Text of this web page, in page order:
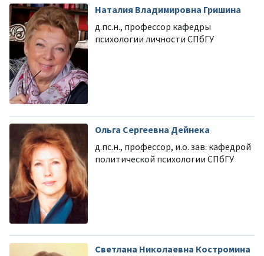
Наталия Владимировна Гришина
д.пс.н., профессор кафедры
психологии личности СПбГУ
Ольга Сергеевна Дейнека
д.пс.н., профессор, и.о. зав. кафедрой
политической психологии СПбГУ
Светлана Николаевна Костромина